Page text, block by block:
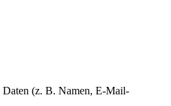
Daten (z. B. Namen, E-Mail-